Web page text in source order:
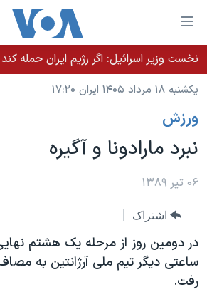
لینکهای
قابل
دسترسی
جهش
محتوای
اصلی
جهش
به
اصلی
جهش
به
جستجو
خانه
نسخه سبک وب‌سایت
موضوع ها
ایران
آمریکا
ویژه برنامه‌ها
برنامه های تلویزیونی
جدول برنامه ها
صفحه‌های ویژه
عملیات خشم حماسی
۲۵۰سالگی آمریکا
پخش رادیویی
یکشنبه ۱۸ مرداد ۱۴۰۵ ایران ۱۷:۲۰
ورزش
نبرد مارادونا و آگیره
۰۶ تیر ۱۳۸۹
اشتراک
در دومین روز از مرحله یک هشتم
ساعتی دیگر تیم ملی آرژانتین به
رفت.